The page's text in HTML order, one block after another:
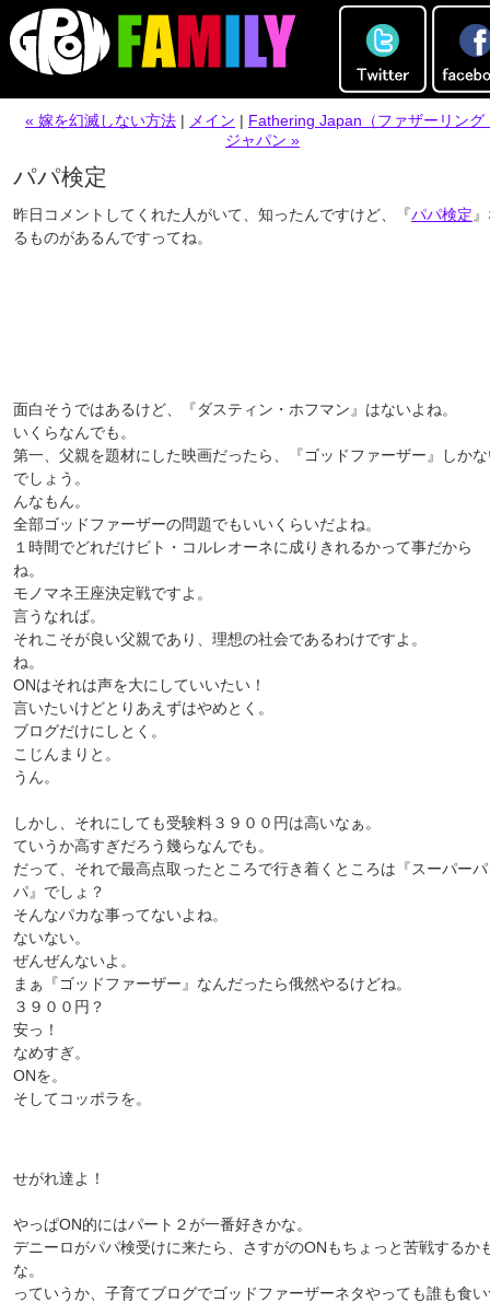
« 嫁を幻滅しない方法 | メイン | Fathering Japan（ファザーリング
ジャパン »
パパ検定
昨日コメントしてくれた人がいて、知ったんですけど、『パパ検定
るものがあるんですってね。
面白そうではあるけど、『ダスティン・ホフマン』はないよね。
いくらなんでも。
第一、父親を題材にした映画だったら、『ゴッドファーザー』しか
でしょう。
んなもん。
全部ゴッドファーザーの問題でもいいくらいだよね。
１時間でどれだけビト・コルレオーネに成りきれるかって事だから
ね。
モノマネ王座決定戦ですよ。
言うなれば。
それこそが良い父親であり、理想の社会であるわけですよ。
ね。
ONはそれは声を大にしていいたい！
言いたいけどとりあえずはやめとく。
ブログだけにしとく。
こじんまりと。
うん。
しかし、それにしても受験料３９００円は高いなぁ。
ていうか高すぎだろう幾らなんでも。
だって、それで最高点取ったところで行き着くところは『スーパーパ
パ』でしょ？
そんなパカな事ってないよね。
ないない。
ぜんぜんないよ。
まぁ『ゴッドファーザー』なんだったら俄然やるけどね。
３９００円？
安っ！
なめすぎ。
ONを。
そしてコッポラを。
せがれ達よ！
やっぱON的にはパート２が一番好きかな。
デニーロがパパ検受けに来たら、さすがのONもちょっと苦戦するか
な。
っていうか、子育てブログでゴッドファーザーネタやっても誰も食